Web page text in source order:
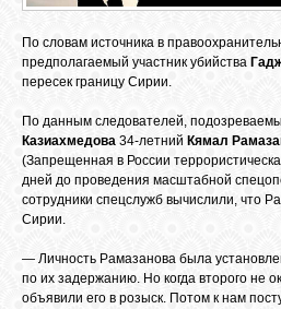
ГОЛОС
БИБЛИОТЕКА
По словам источника в
предполагаемый участник убийства
пересек границу Сирии.
По данным следователей,
Казиахмедова 34-летний Кямал
(Запрещенная в России
дней до проведения масштабной
сотрудники спецслужб вычислили, что
Сирии.
— Личность Рамазанова была
по их задержанию. Но когда второго не
объявили его в розыск. Потом к нам